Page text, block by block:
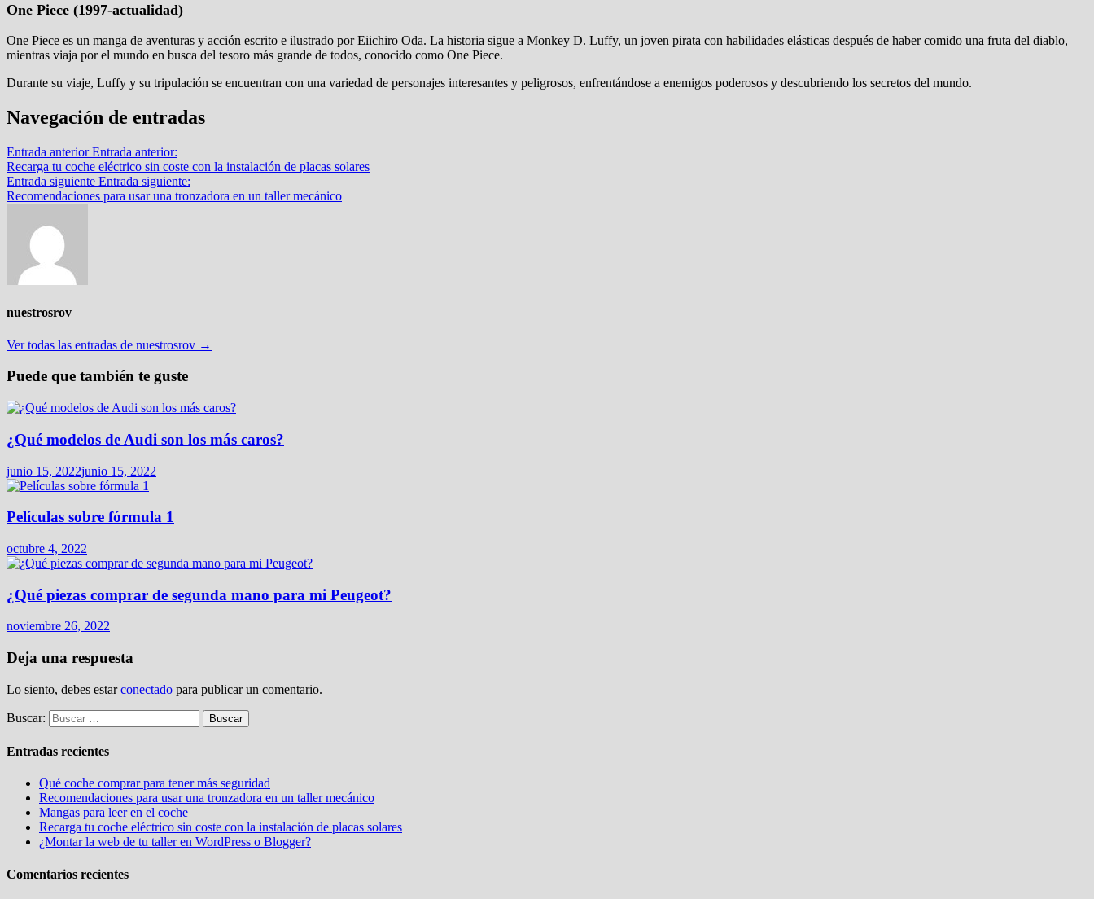
One Piece (1997-actualidad)
One Piece es un manga de aventuras y acción escrito e ilustrado por Eiichiro Oda. La historia sigue a Monkey D. Luffy, un joven pirata con habilidades elásticas después de haber comido una fruta del diablo,
mientras viaja por el mundo en busca del tesoro más grande de todos, conocido como One Piece.
Durante su viaje, Luffy y su tripulación se encuentran con una variedad de personajes interesantes y peligrosos, enfrentándose a enemigos poderosos y descubriendo los secretos del mundo.
Navegación de entradas
Entrada anterior Entrada anterior:
Recarga tu coche eléctrico sin coste con la instalación de placas solares
Entrada siguiente Entrada siguiente:
Recomendaciones para usar una tronzadora en un taller mecánico
nuestrosrov
Ver todas las entradas de nuestrosrov →
Puede que también te guste
¿Qué modelos de Audi son los más caros?
junio 15, 2022junio 15, 2022
Películas sobre fórmula 1
octubre 4, 2022
¿Qué piezas comprar de segunda mano para mi Peugeot?
noviembre 26, 2022
Deja una respuesta
Lo siento, debes estarconectado para publicar un comentario.
Buscar:
Entradas recientes
Qué coche comprar para tener más seguridad
Recomendaciones para usar una tronzadora en un taller mecánico
Mangas para leer en el coche
Recarga tu coche eléctrico sin coste con la instalación de placas solares
¿Montar la web de tu taller en WordPress o Blogger?
Comentarios recientes